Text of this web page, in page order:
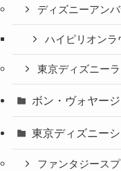
ディズニーアン
ハイピリオンラ
東京ディズニー
ボン・ヴォヤージ
東京ディズニー
ファンタジース